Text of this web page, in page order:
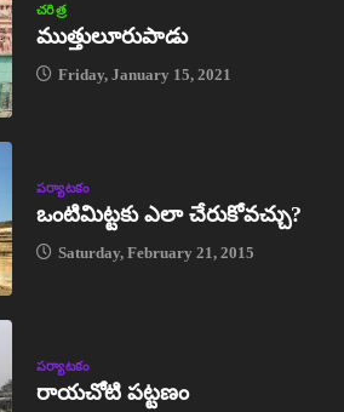
చరిత్ర
ముత్తులూరుపాడు
Friday, January 15, 2021
పర్యాటకం
ఒంటిమిట్టకు ఎలా చేరుకోవచ్చు?
Saturday, February 21, 2015
పర్యాటకం
రాయచోటి పట్టణం